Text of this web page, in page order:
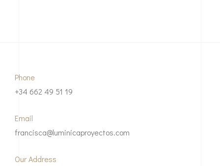
Phone
+34 662 49 51 19
Email
francisca@luminicaproyectos.com
Our Address